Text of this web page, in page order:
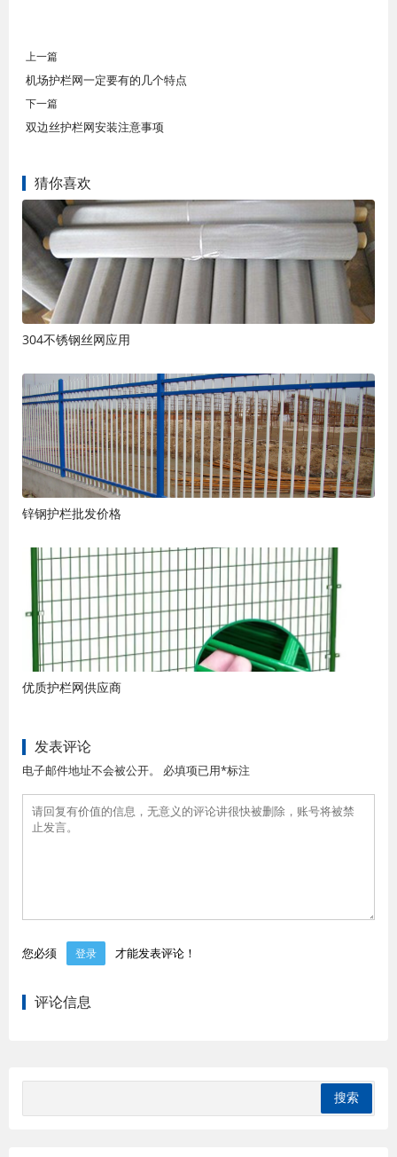
上一篇
机场护栏网一定要有的几个特点
下一篇
双边丝护栏网安装注意事项
猜你喜欢
304不锈钢丝网应用
锌钢护栏批发价格
优质护栏网供应商
发表评论
电子邮件地址不会被公开。 必填项已用*标注
您必须 登录 才能发表评论！
评论信息